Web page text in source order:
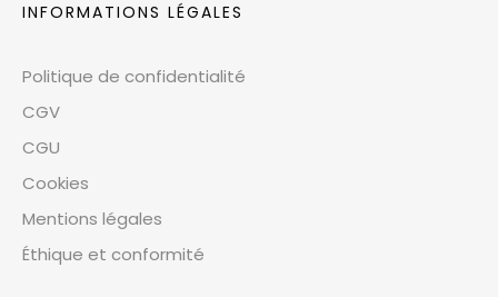
INFORMATIONS LÉGALES
Politique de confidentialité
CGV
CGU
Cookies
Mentions légales
Éthique et conformité